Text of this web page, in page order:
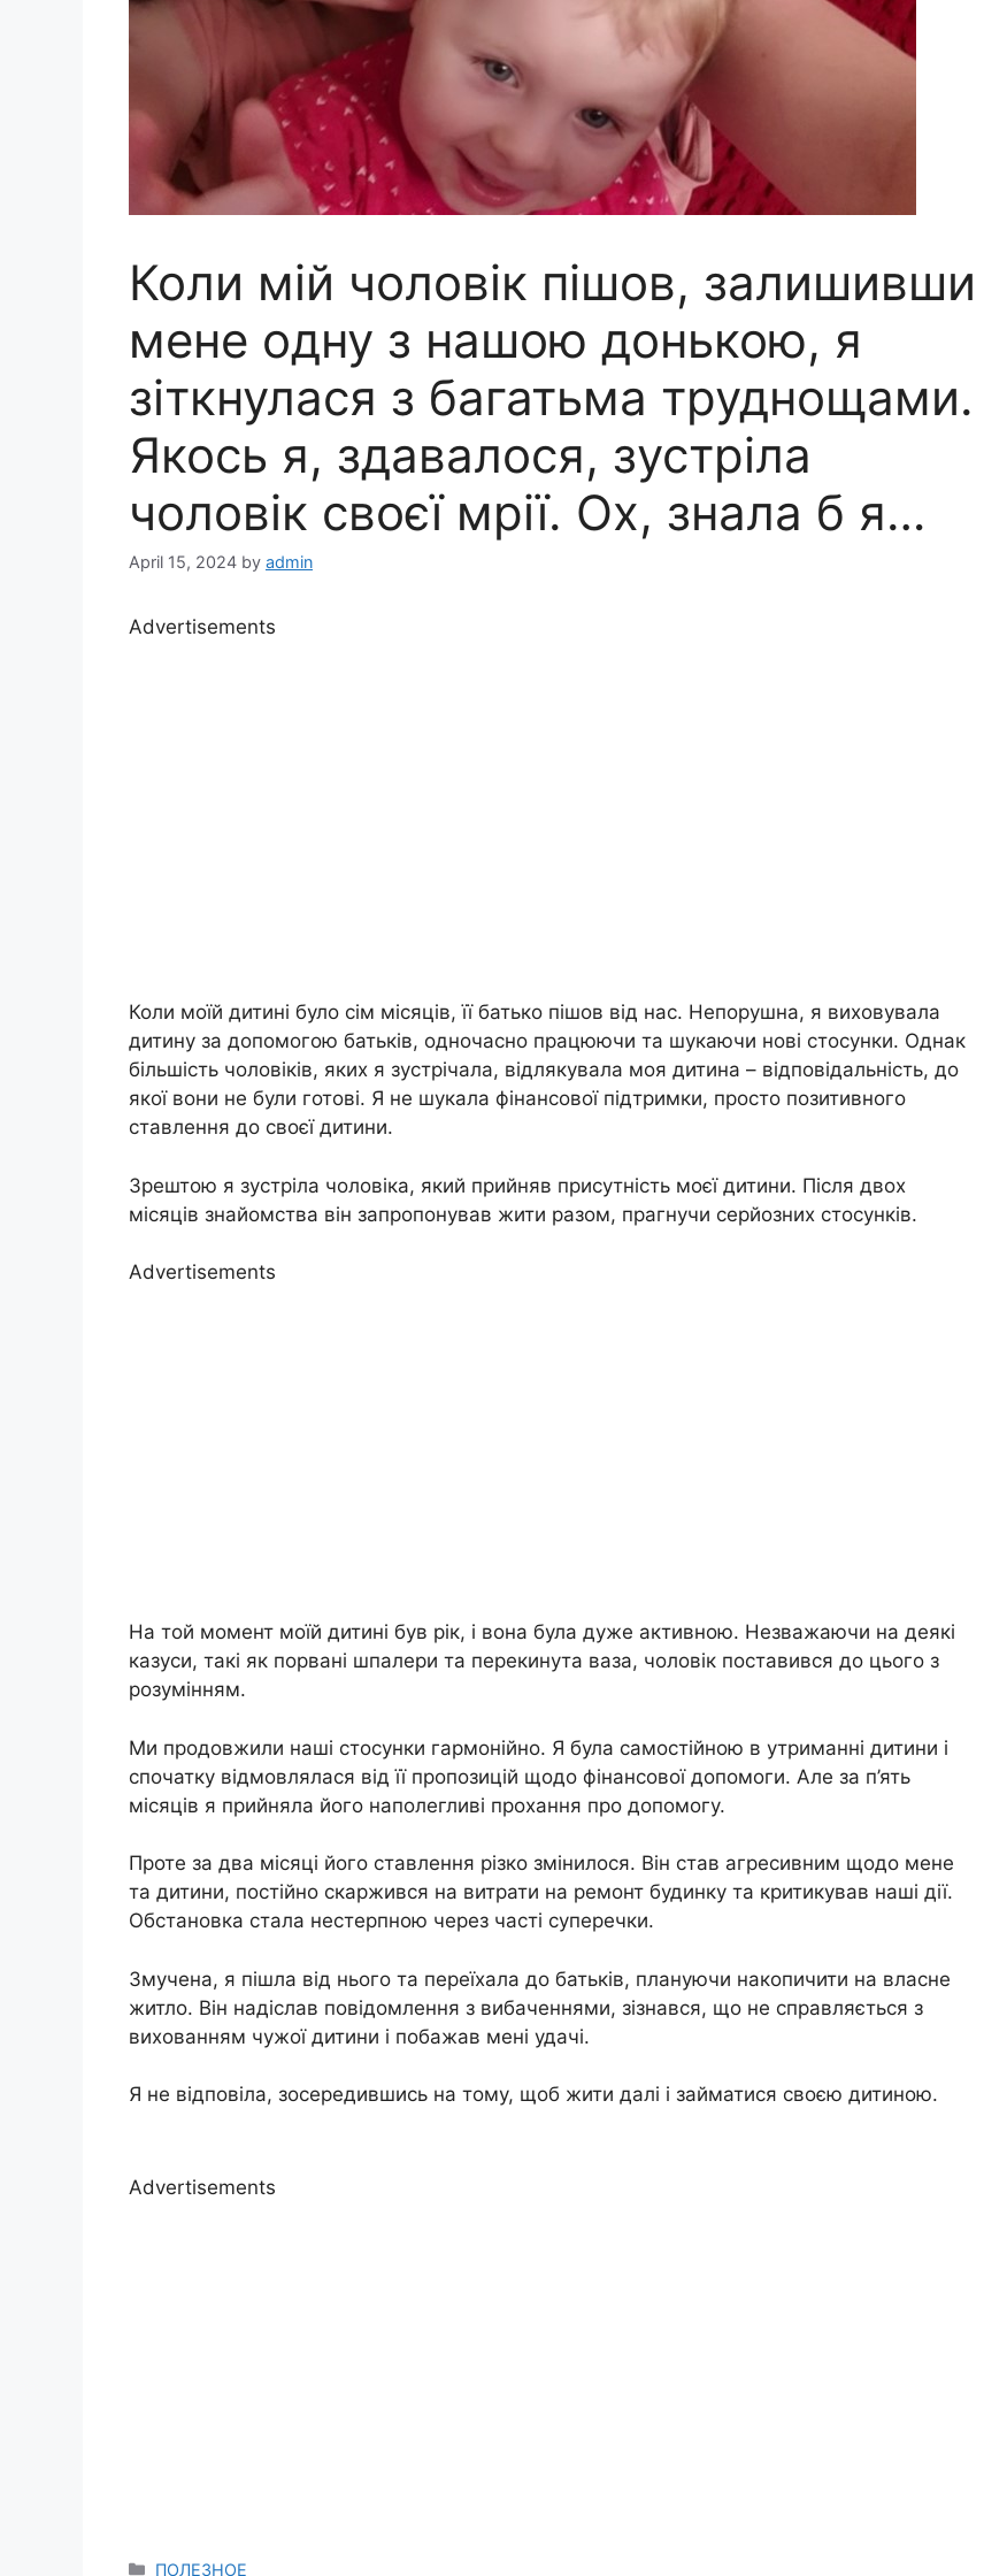
Коли мій чоловік пішов, залишивши
мене одну з нашою донькою, я
зіткнулася з багатьма труднощами.
Якось я, здавалося, зустріла
чоловік своєї мрії. Ох, знала б я…
April 15, 2024 by admin
Advertisements
Коли моїй дитині було сім місяців, її батько пішов від нас. Непорушна, я виховувала
дитину за допомогою батьків, одночасно працюючи та шукаючи нові стосунки. Однак
більшість чоловіків, яких я зустрічала, відлякувала моя дитина – відповідальність, до
якої вони не були готові. Я не шукала фінансової підтримки, просто позитивного
ставлення до своєї дитини.
Зрештою я зустріла чоловіка, який прийняв присутність моєї дитини. Після двох
місяців знайомства він запропонував жити разом, прагнучи серйозних стосунків.
Advertisements
На той момент моїй дитині був рік, і вона була дуже активною. Незважаючи на деякі
казуси, такі як порвані шпалери та перекинута ваза, чоловік поставився до цього з
розумінням.
Ми продовжили наші стосунки гармонійно. Я була самостійною в утриманні дитини і
спочатку відмовлялася від її пропозицій щодо фінансової допомоги. Але за п’ять
місяців я прийняла його наполегливі прохання про допомогу.
Проте за два місяці його ставлення різко змінилося. Він став агресивним щодо мене
та дитини, постійно скаржився на витрати на ремонт будинку та критикував наші дії.
Обстановка стала нестерпною через часті суперечки.
Змучена, я пішла від нього та переїхала до батьків, плануючи накопичити на власне
житло. Він надіслав повідомлення з вибаченнями, зізнався, що не справляється з
вихованням чужої дитини і побажав мені удачі.
Я не відповіла, зосередившись на тому, щоб жити далі і займатися своєю дитиною.
Advertisements
Categories
ПОЛЕЗНОЕ